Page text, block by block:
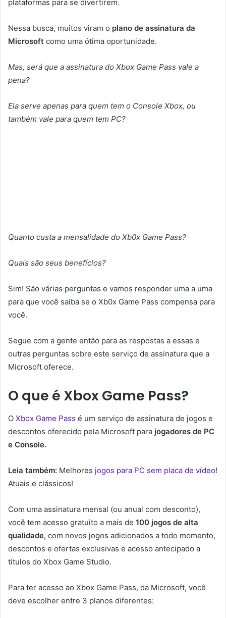
plataformas para se divertirem.
Nessa busca, muitos viram o plano de assinatura da
Microsoft como uma ótima oportunidade.
Mas, será que a assinatura do Xbox Game Pass vale a
pena?
Ela serve apenas para quem tem o Console Xbox, ou
também vale para quem tem PC?
Quanto custa a mensalidade do Xb0x Game Pass?
Quais são seus benefícios?
Sim! São várias perguntas e vamos responder uma a uma
para que você saiba se o Xb0x Game Pass compensa para
você.
Segue com a gente então para as respostas a essas e
outras perguntas sobre este serviço de assinatura que a
Microsoft oferece.
O que é Xbox Game Pass?
O Xbox Game Pass é um serviço de assinatura de jogos e
descontos oferecido pela Microsoft para jogadores de PC
e Console.
Leia também: Melhores jogos para PC sem placa de vídeo!
Atuais e clássicos!
Com uma assinatura mensal (ou anual com desconto),
você tem acesso gratuito a mais de 100 jogos de alta
qualidade, com novos jogos adicionados a todo momento,
descontos e ofertas exclusivas e acesso antecipado a
títulos do Xbox Game Studio.
Para ter acesso ao Xbox Game Pass, da Microsoft, você
deve escolher entre 3 planos diferentes: